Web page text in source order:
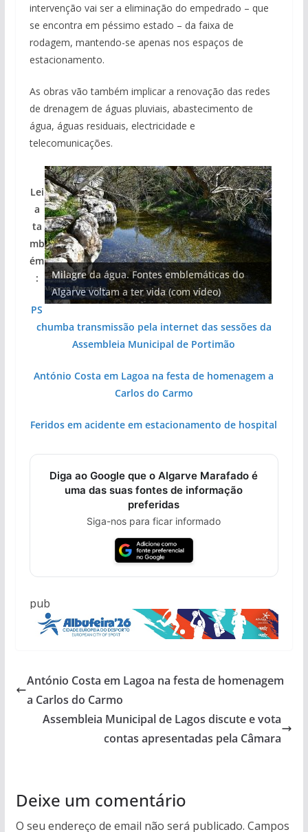
intervenção vai ser a eliminação do empedrado – que
se encontra em péssimo estado – da faixa de
rodagem, mantendo-se apenas nos espaços de
estacionamento.
As obras vão também implicar a renovação das redes
de drenagem de águas pluviais, abastecimento de
água, águas residuais, electricidade e
telecomunicações.
Foto do dia: uma cidade algarvia que cresceu
entre redes e fábricas
Milagre da água. Fontes emblemáticas do
Algarve voltam a ter vida (com vídeo)
Projeto milionário: investimento de 108
milhões de euros na construção de dois
hotéis (com vídeo)
Tapas do mar a 3 euros cada. Nova rota
gastronómica nasce no Algarve
Tempestades roubam areia de praias e põem
arribas em risco no Algarve (com vídeo)
Lei
a
ta
mb
ém
:
PS
chumba transmissão pela internet das sessões da
Assembleia Municipal de Portimão
António Costa em Lagoa na festa de homenagem a
Carlos do Carmo
Feridos em acidente em estacionamento de hospital
Diga ao Google que o Algarve Marafado é
uma das suas fontes de informação
preferidas
Siga-nos para ficar informado
pub
António Costa em Lagoa na festa de homenagem
a Carlos do Carmo
Assembleia Municipal de Lagos discute e vota
contas apresentadas pela Câmara
Deixe um comentário
O seu endereço de email não será publicado. Campos